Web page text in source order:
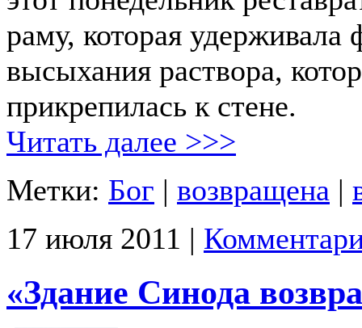
раму, которая удерживала
высыхания раствора,
прикрепилась к стене.
Читать далее >>>
Метки: Бог | возвращена |
17 июля 2011 |
«Здание Синода